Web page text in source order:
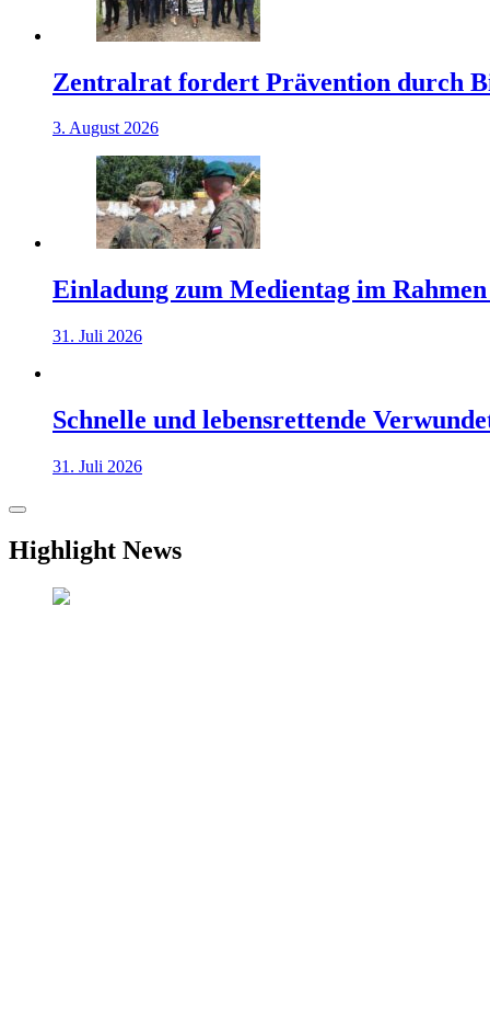
Zentralrat fordert Prävention durch
3. August 2026
Einladung zum Medientag im
31. Juli 2026
Schnelle und lebensrettende
31. Juli 2026
Highlight News